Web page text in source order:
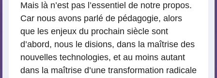
Mais là n’est pas l’essentiel de notre propos.
Car nous avons parlé de pédagogie, alors
que les enjeux du prochain siècle sont
d’abord, nous le disions, dans la maîtrise des
nouvelles technologies, et au moins autant
dans la maîtrise d’une transformation radicale